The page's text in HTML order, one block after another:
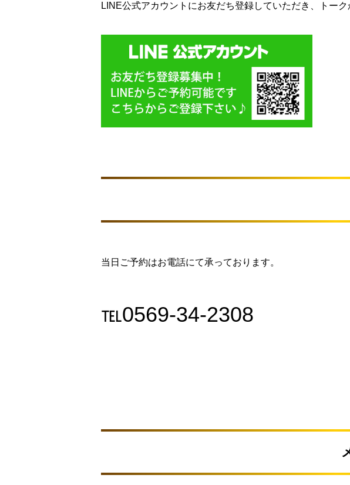
LINE公式アカウントにお友だち登録していただき、トー
当日ご予約はお電話にて承っております。
℡0569-34-2308